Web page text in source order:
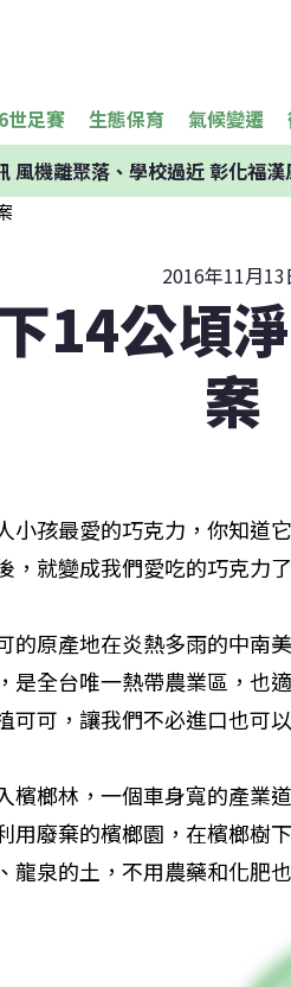
世足賽 生態保育 氣候變遷
風機離聚落、學校過近 彰化福
2016年11月13
14公頃
案
小孩最愛的巧克力，你知道
，就變成我們愛吃的巧克力了
的原產地在炎熱多雨的中南
是全台唯一熱帶農業區，也
可可，讓我們不必進口也可
檳榔林，一個車身寬的產業
用廢棄的檳榔園，在檳榔樹
龍泉的土，不用農藥和化肥